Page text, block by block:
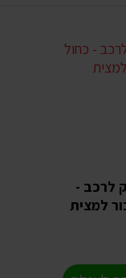
לרכב -
למצית